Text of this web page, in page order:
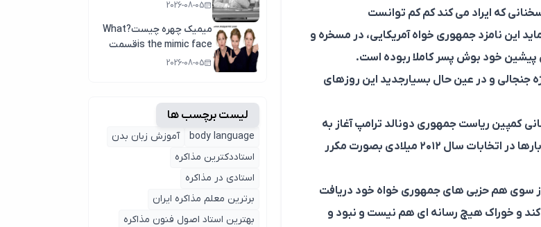
که ایراد می کند کم کم توانست
این نامزد جمهوری خواه آمریکایی، در مسخره و
پیشین خود بوش پسر کاملا ربوده است.
جنجالی و در عین حال بسیارجدید این روزهای
کمپین ریاست جمهوری دونالد ترامپ آغاز به
۲۰۱۲ میلادی بصورت مکرر
از سوی هم حزبی های جمهوری خواه خود دریافت
کند و خوراک هیچ رسانه ای هم نیست و نبود و
2026-08-05
میمیک چهره چیست?What
is the mimic faceقسمت
اول2026-08-05
لیست برچسب ها
body language
آموزش زبان بدن
استاددکترین مذاکره
استادی در مذاکره
برترین معلم مذاکره ایران
بهترین استاد اصول ‌فنون مذاکره